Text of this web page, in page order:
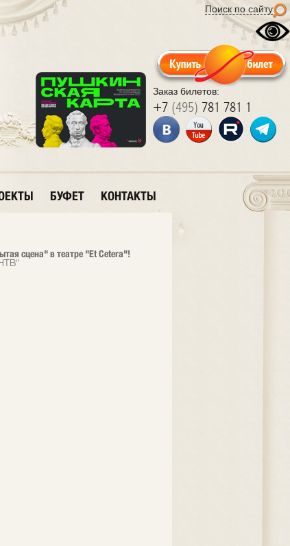
Поиск по сайту
Заказ билетов:
+7 (495) 781 781 1
БУФЕТ КОНТАКТЫ
сцена" в театре "Et Cetera"!